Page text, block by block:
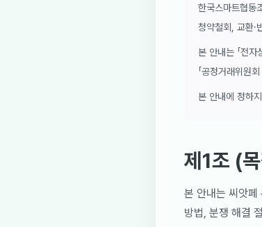
한국스마트협
청약철회, 교환·
본 안내는 「전자
「공정거래위원
본 안내에 정하
제1조 (
본 안내는 씨앗페
방법, 분쟁 해결